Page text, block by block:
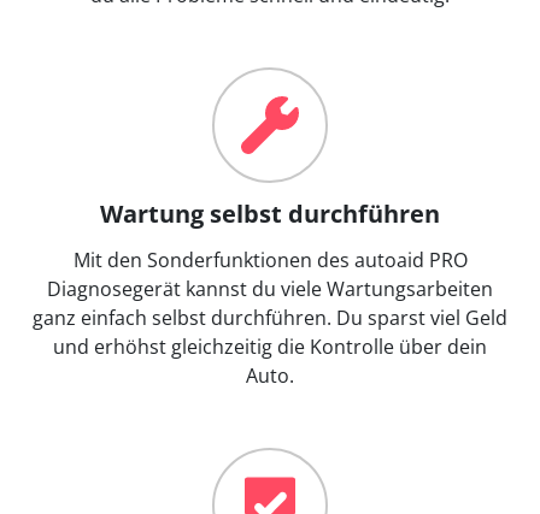
Wartung selbst durchführen
Mit den Sonderfunktionen des autoaid PRO
Diagnosegerät kannst du viele Wartungsarbeiten
ganz einfach selbst durchführen. Du sparst viel Geld
und erhöhst gleichzeitig die Kontrolle über dein
Auto.